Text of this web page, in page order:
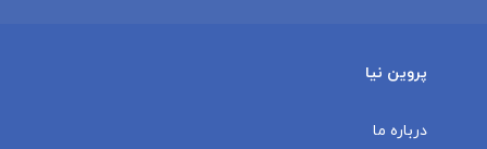
پروین نیا
درباره ما